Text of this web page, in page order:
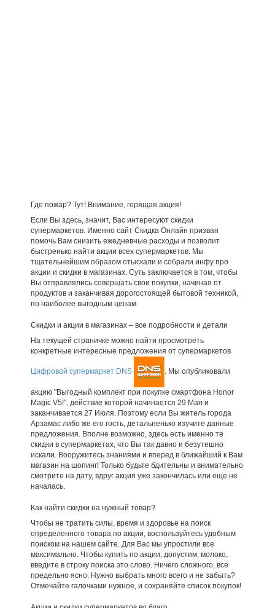
Где пожар? Тут! Внимание, горящая акция!
Если Вы здесь, значит, Вас интересуют скидки
супермаркетов. Именно сайт Скидка Онлайн призван
помочь Вам снизить ежедневные расходы и позволит
быстренько найти акции всех супермаркетов. Мы
тщательнейшим образом отыскали и собрали инфу про
акции и скидки в магазинах. Суть заключается в том, чтобы
Вы отправлялись совершать свои покупки, начиная от
продуктов и заканчивая дорогостоящей бытовой техникой,
по наиболее выгодным ценам.
Скидки и акции в магазинах – все подробности и детали
На текущей страничке можно найти просмотреть
конкретные интересные предложения от супермаркетов
Цифровой супермаркет DNS . Мы опубликовали
акцию "Выгодный комплект при покупке смартфона Honor
Magic V5!", действие которой начинается 29 Мая и
заканчивается 27 Июля. Поэтому если Вы житель города
Арзамас либо же его гость, детальненько изучите данные
предложения. Вполне возможно, здесь есть именно те
скидки в супермаркетах, что Вы так давно и безутешно
искали. Вооружитесь знаниями и вперед в ближайший к Вам
магазин на шопинг! Только будьте бдительны и внимательно
смотрите на дату, вдруг акция уже закончилась или еще не
началась.
Как найти скидки на нужный товар?
Чтобы не тратить силы, время и здоровье на поиск
определенного товара по акции, воспользуйтесь удобным
поиском на нашем сайте. Для Вас мы упростили все
максимально. Чтобы купить по акции, допустим, молоко,
введите в строку поиска это слово. Ничего сложного, все
предельно ясно. Нужно выбрать много всего и не забыть?
Отмечайте галочками нужное, и сохраняйте список покупок!